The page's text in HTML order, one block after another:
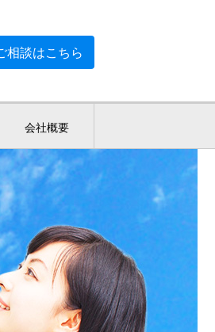
相談はこちら
会社概要